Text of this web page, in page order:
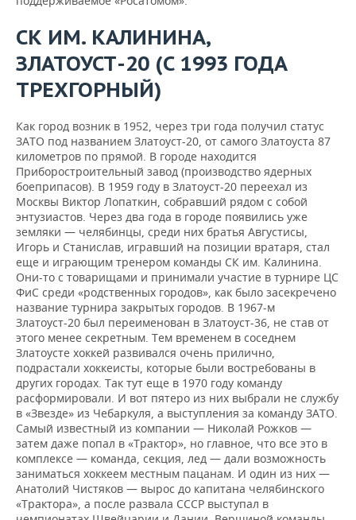
СК ИМ. КАЛИНИНА,
ЗЛАТОУСТ-20 (С 1993 ГОДА
ТРЕХГОРНЫЙ)
Как город возник в 1952, через три года получил статус
ЗАТО под названием Златоуст-20, от самого Златоуста 87
километров по прямой. В городе находится
Приборостроительный завод (производство ядерных
боеприпасов). В 1959 году в Златоуст-20 переехал из
Москвы Виктор Лопаткин, собравший рядом с собой
энтузиастов. Через два года в городе появились уже
земляки — челябинцы, среди них братья Августисы,
Игорь и Станислав, игравший на позиции вратаря, стал
еще и играющим тренером команды СК им. Калинина.
Они-то с товарищами и принимали участие в турнире ЦС
ФиС среди «родственных городов», как было засекречено
название турнира закрытых городов. В 1967-м
Златоуст-20 был переименован в Златоуст-36, не став от
этого менее секретным. Тем временем в соседнем
Златоусте хоккей развивался очень прилично,
подрастали хоккеисты, которые были востребованы в
других городах. Так тут еще в 1970 году команду
расформировали. И вот пятеро из них выбрали не службу
в «Звезде» из Чебаркуля, а выступления за команду ЗАТО.
Самый известный из компании — Николай Рожков —
затем даже попал в «Трактор», но главное, что все это в
комплексе — команда, секция, лед — дали возможность
заниматься хоккеем местным пацанам. И один из них —
Анатолий Чистяков — вырос до капитана челябинского
«Трактора», а после развала СССР выступал в